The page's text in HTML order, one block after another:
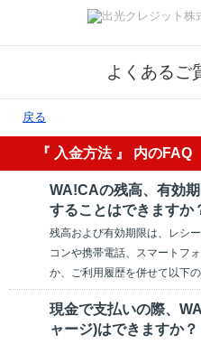
よくあるご
戻る
『 入金方法 』 内のFAQ
WA!CAの残高、有効
することはできますか
残高および有効期限は、レシ
コンや携帯電話、スマートフ
か、ご利用履歴を併せて以下
現金で支払いの際、
ャージ)はできますか？